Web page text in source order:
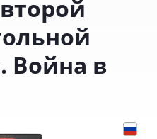
Война в